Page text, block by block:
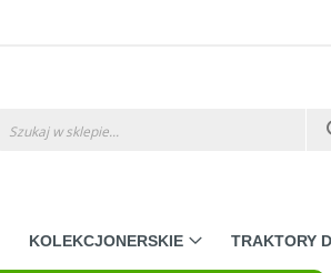
KOLEKCJONERSKIE TRAKTORY